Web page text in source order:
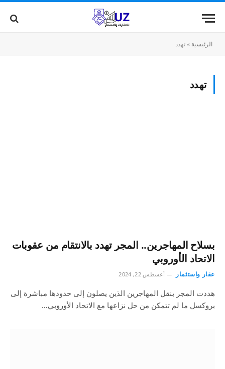
الرئيسية »تهدد
تهدد
بسلاح المهاجرين.. المجر تهدد بالانتقام من عقوبات
الاتحاد الأوروبي
عقار واستثمار أغسطس 22, 2024
هددت المجر بنقل المهاجرين الذين يصلون إلى حدودها مباشرة إلى
بروكسل ما لم تتمكن من حل نزاعها مع الاتحاد الأوروبي…